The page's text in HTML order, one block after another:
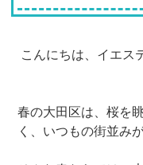
こんにちは、イエス
春の大田区は、桜を
く、いつもの街並み